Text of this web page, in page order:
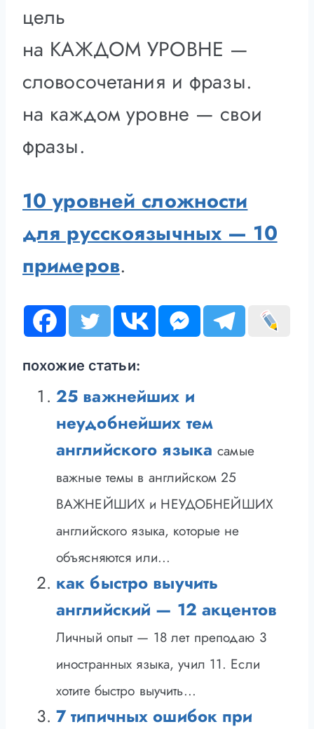
цель
на КАЖДОМ УРОВНЕ —
словосочетания и фразы.
на каждом уровне — свои
фразы.
10 уровней сложности
для русскоязычных — 10
примеров.
похожие статьи:
25 важнейших и
неудобнейших тем
английского языка самые
важные темы в английском 25
ВАЖНЕЙШИХ и НЕУДОБНЕЙШИХ
английского языка, которые не
объясняются или...
как быстро выучить
английский — 12 акцентов
Личный опыт — 18 лет преподаю 3
иностранных языка, учил 11. Если
хотите быстро выучить...
7 типичных ошибок при